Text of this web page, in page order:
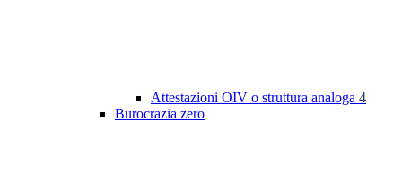
Attestazioni OIV o struttura analoga 4
Burocrazia zero